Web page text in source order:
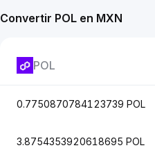
Convertir POL en MXN
POL
0.7750870784123739 POL
3.8754353920618695 POL